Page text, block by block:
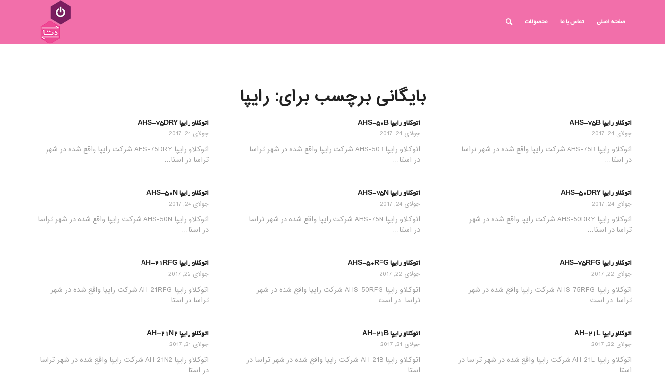
صفحه اصلی تماس با ما محصولات
بایگانی برچسب برای:رایپا
اتوکلاو رایپا AHS-75B
جولای 24, 2017
اتوکلاو رایپا AHS-75B شرکت رایپا واقع شده در شهر تراسا
در استا…
اتوکلاو رایپا AHS-50B
جولای 24, 2017
اتوکلاو رایپا AHS-50B شرکت رایپا واقع شده در شهر تراسا
در استا…
اتوکلاو رایپا AHS-75DRY
جولای 24, 2017
اتوکلاو رایپا AHS-75DRY شرکت رایپا واقع شده در شهر
تراسا در استا…
اتوکلاو رایپا AHS-50DRY
جولای 24, 2017
اتوکلاو رایپا AHS-50DRY شرکت رایپا واقع شده در شهر
تراسا در استا…
اتوکلاو رایپا AHS-75N
جولای 24, 2017
اتوکلاو رایپا AHS-75N شرکت رایپا واقع شده در شهر تراسا
در استا…
اتوکلاو رایپا AHS-50N
جولای 24, 2017
اتوکلاو رایپا AHS-50N شرکت رایپا واقع شده در شهر تراسا
در استا…
اتوکلاو رایپا AHS-75RFG
جولای 22, 2017
اتوکلاو رایپا AHS-75RFG شرکت رایپا واقع شده در شهر
تراسا در است…
اتوکلاو رایپا AHS-50RFG
جولای 22, 2017
اتوکلاو رایپا AHS-50RFG شرکت رایپا واقع شده در شهر
تراسا در است…
اتوکلاو رایپا AH-21RFG
جولای 22, 2017
اتوکلاو رایپا AH-21RFG شرکت رایپا واقع شده در شهر
تراسا در استا…
اتوکلاو رایپا AH-21L
جولای 22, 2017
اتوکلاو رایپا AH-21L شرکت رایپا واقع شده در شهر تراسا در
استا…
اتوکلاو رایپا AH-21B
جولای 21, 2017
اتوکلاو رایپا AH-21B شرکت رایپا واقع شده در شهر تراسا در
استا…
اتوکلاو رایپا AH-21N2
جولای 21, 2017
اتوکلاو رایپا AH-21N2 شرکت رایپا واقع شده در شهر تراسا
در استا…